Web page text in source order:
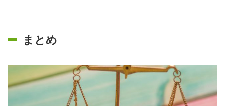
まとめ